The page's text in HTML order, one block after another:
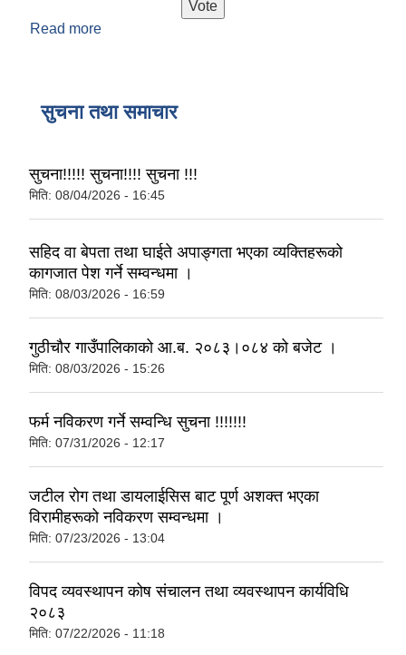
Read more
सुचना तथा समाचार
सुचना!!!!! सुचना!!!! सुचना !!!
मिति: 08/04/2026 - 16:45
सहिद वा बेपता तथा घाईते अपाङ्गता भएका व्यक्तिहरूको
कागजात पेश गर्ने सम्वन्धमा ।
मिति: 08/03/2026 - 16:59
गुठीचौर गाउँपालिकाको आ.ब. २०८३।०८४ को बजेट ।
मिति: 08/03/2026 - 15:26
फर्म नविकरण गर्ने सम्वन्धि सुचना !!!!!!!
मिति: 07/31/2026 - 12:17
जटील रोग तथा डायलाईसिस बाट पूर्ण अशक्त भएका
विरामीहरूको नविकरण सम्वन्धमा ।
मिति: 07/23/2026 - 13:04
विपद व्यवस्थापन कोष संचालन तथा व्यवस्थापन कार्यविधि
२०८३
मिति: 07/22/2026 - 11:18